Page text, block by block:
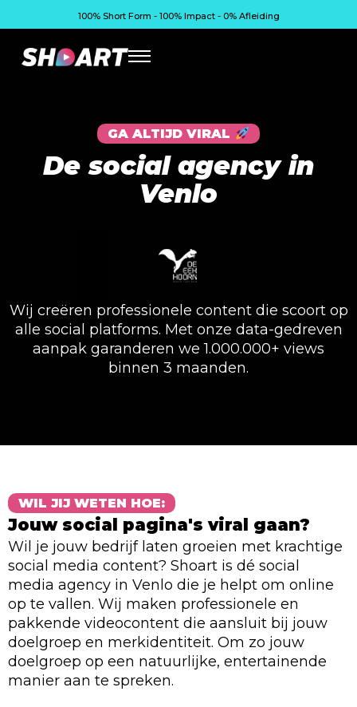
100% Short Form - 100% Impact - 0% Afleiding
GA ALTIJD VIRAL
De social agency in
Venlo
Wij creëren professionele content die scoort op
alle social platforms. Met onze data-gedreven
aanpak garanderen we 1.000.000+ views
binnen 3 maanden.
WIL JIJ WETEN HOE:
Jouw social pagina's viral gaan?
Wil je jouw bedrijf laten groeien met krachtige
social media content? Shoart is dé social
media agency in Venlo die je helpt om online
op te vallen. Wij maken professionele en
pakkende videocontent die aansluit bij jouw
doelgroep en merkidentiteit. Om zo jouw
doelgroep op een natuurlijke, entertainende
manier aan te spreken.